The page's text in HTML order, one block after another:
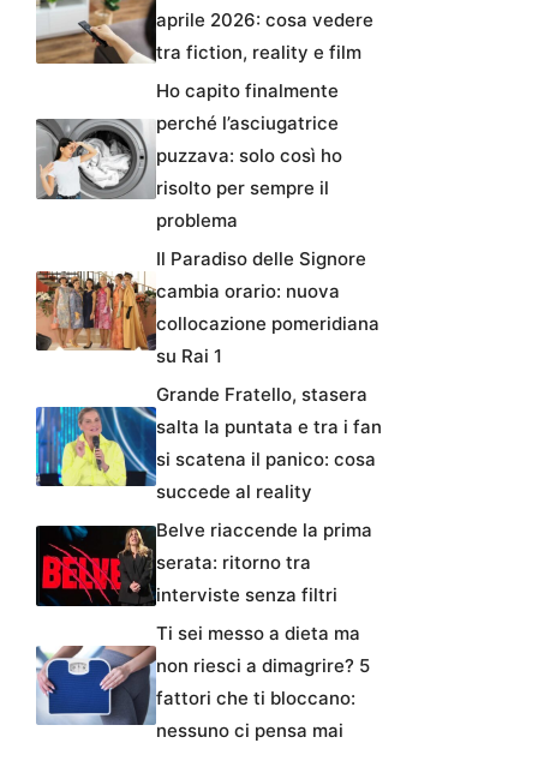
aprile 2026: cosa vedere
tra fiction, reality e film
Ho capito finalmente
perché l’asciugatrice
puzzava: solo così ho
risolto per sempre il
problema
Il Paradiso delle Signore
cambia orario: nuova
collocazione pomeridiana
su Rai 1
Grande Fratello, stasera
salta la puntata e tra i fan
si scatena il panico: cosa
succede al reality
Belve riaccende la prima
serata: ritorno tra
interviste senza filtri
Ti sei messo a dieta ma
non riesci a dimagrire? 5
fattori che ti bloccano:
nessuno ci pensa mai